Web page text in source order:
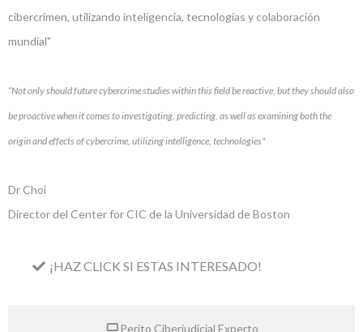
cibercrimen, utilizando inteligencia, tecnologías y colaboración
mundial"
“Not only should future cybercrime studies within this field be reactive, but they should also
be proactive when it comes to investigating, predicting, as well as examining both the
origin and effects of cybercrime, utilizing intelligence, technologies"
Dr Choi
Director del Center for CIC de la Universidad de Boston
¡HAZ CLICK SI ESTAS INTERESADO!
Perito Ciberjudicial Experto